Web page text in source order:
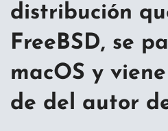
distribución
FreeBSD, se
macOS y
de del autor